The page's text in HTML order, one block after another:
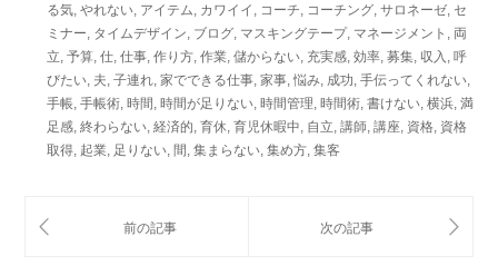
る気, やれない, アイテム, カワイイ , コーチ, コーチング, サロネーゼ, セ
ミナー, タイムデザイン, ブログ, マスキングテープ, マネージメント , 両
立, 予算, 仕, 仕事, 作り方, 作業, 儲からない, 充実感, 効率, 募集, 収入 , 呼
びたい, 夫, 子連れ, 家でできる仕事, 家事, 悩み, 成功, 手伝ってくれない,
手帳, 手帳術, 時間 , 時間が足りない, 時間管理, 時間術, 書けない, 横浜, 満
足感, 終わらない, 経済的, 育休, 育児休暇中, 自立, 講師, 講座, 資格, 資格
取得, 起業, 足りない, 間 , 集まらない, 集め方, 集客